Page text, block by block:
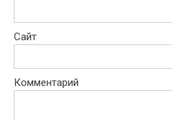
Сайт
Комментарий